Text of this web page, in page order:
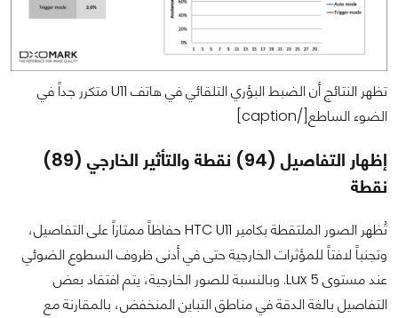
تظهر النتائج أن الضبط البؤري التلقائي في هاتف U11 متكرر جداً في
الضوء الساطع[/caption]
إظهار التفاصيل (94) نقطة والتأثير الخارجي (89)
نقطة
تُظهر الصور الملتقطة بكامير HTC U11 حفاظاً ممتازاً على التفاصيل،
وتجنباً لافتاً للمؤثرات الخارجية حتى في أدنى ظروف السطوع الضوئي
عند مستوى 5 Lux. وبالنسبة للصور الخارجية، يتم افتقاد بعض
التفاصيل بالغة الدقة في مناطق التباين المنخفض، بالمقارنة مع